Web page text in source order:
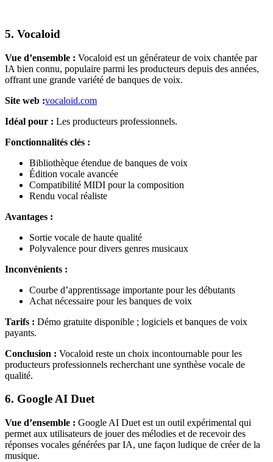
5. Vocaloid
Vue d’ensemble : Vocaloid est un générateur de voix chantée par
IA bien connu, populaire parmi les producteurs depuis des années,
offrant une grande variété de banques de voix.
Site web :vocaloid.com
Idéal pour : Les producteurs professionnels.
Fonctionnalités clés :
Bibliothèque étendue de banques de voix
Édition vocale avancée
Compatibilité MIDI pour la composition
Rendu vocal réaliste
Avantages :
Sortie vocale de haute qualité
Polyvalence pour divers genres musicaux
Inconvénients :
Courbe d’apprentissage importante pour les débutants
Achat nécessaire pour les banques de voix
Tarifs : Démo gratuite disponible ; logiciels et banques de voix
payants.
Conclusion : Vocaloid reste un choix incontournable pour les
producteurs professionnels recherchant une synthèse vocale de
qualité.
6. Google AI Duet
Vue d’ensemble : Google AI Duet est un outil expérimental qui
permet aux utilisateurs de jouer des mélodies et de recevoir des
réponses vocales générées par IA, une façon ludique de créer de la
musique.